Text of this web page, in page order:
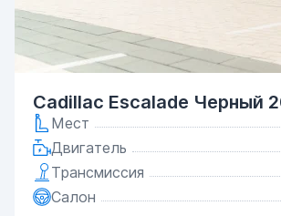
Cadillac Escalade Черный
Мест
Двигатель
Трансмиссия
Салон